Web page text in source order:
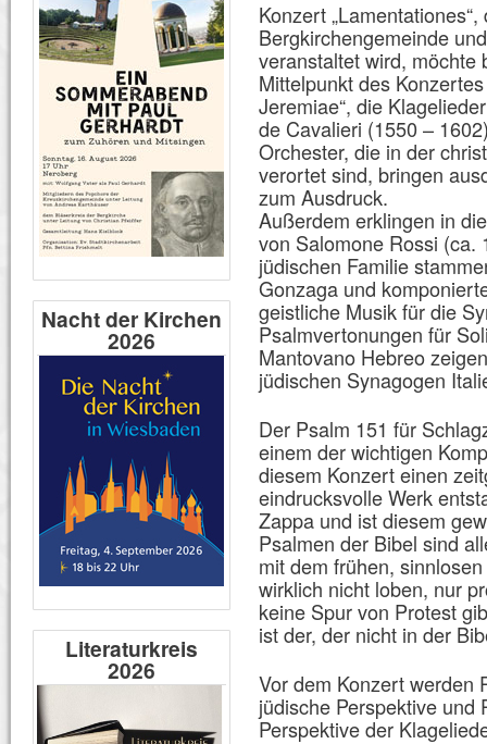
Konzert
Bergkirchengemeinde
veranstaltet wird,
Mittelpunkt des
Jeremiae“, die
de Cavalieri (1550 –
Orchester, die in der
verortet sind, bringen
zum Ausdruck.
Außerdem erklingen in
von Salomone Rossi (ca.
jüdischen Familie
Gonzaga und
geistliche Musik für die
Psalmvertonungen für
Mantovano Hebreo
jüdischen Synagogen
Der Psalm 151 für
einem der wichtigen
diesem Konzert einen
eindrucksvolle Werk
Zappa und ist diesem
Psalmen der Bibel sind
mit dem frühen,
wirklich nicht loben, nur
keine Spur von Protest
ist der, der nicht in der
Vor dem Konzert werden
jüdische Perspektive und
Perspektive der
Nacht der Kirchen
2026
Literaturkreis
2026